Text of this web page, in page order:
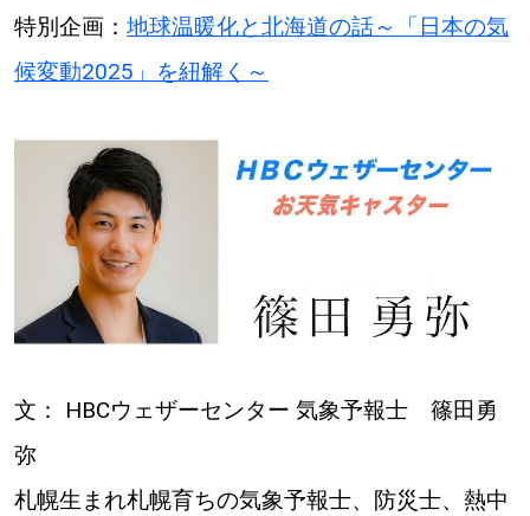
特別企画： 地球温暖化と北海道の話～「日本の気
候変動2025」を紐解く～
文： HBCウェザーセンター 気象予報士 篠田勇
弥
札幌生まれ札幌育ちの気象予報士、防災士、熱中